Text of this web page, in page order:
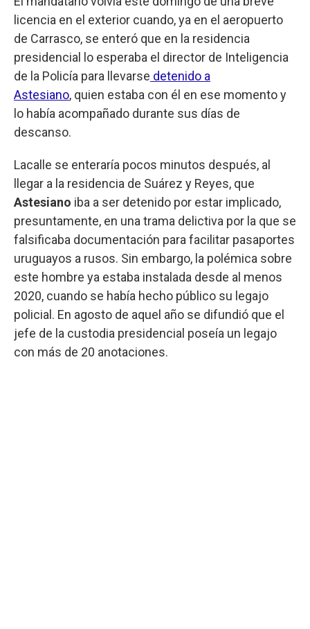
licencia en el exterior cuando, ya en el aeropuerto
de Carrasco, se enteró que en la residencia
presidencial lo esperaba el director de Inteligencia
de la Policía para llevarse detenido a
Astesiano, quien estaba con él en ese momento y
lo había acompañado durante sus días de
descanso.
Lacalle se enteraría pocos minutos después, al
llegar a la residencia de Suárez y Reyes, que
Astesiano iba a ser detenido por estar implicado,
presuntamente, en una trama delictiva por la que se
falsificaba documentación para facilitar pasaportes
uruguayos a rusos. Sin embargo, la polémica sobre
este hombre ya estaba instalada desde al menos
2020, cuando se había hecho público su legajo
policial. En agosto de aquel año se difundió que el
jefe de la custodia presidencial poseía un legajo
con más de 20 anotaciones.